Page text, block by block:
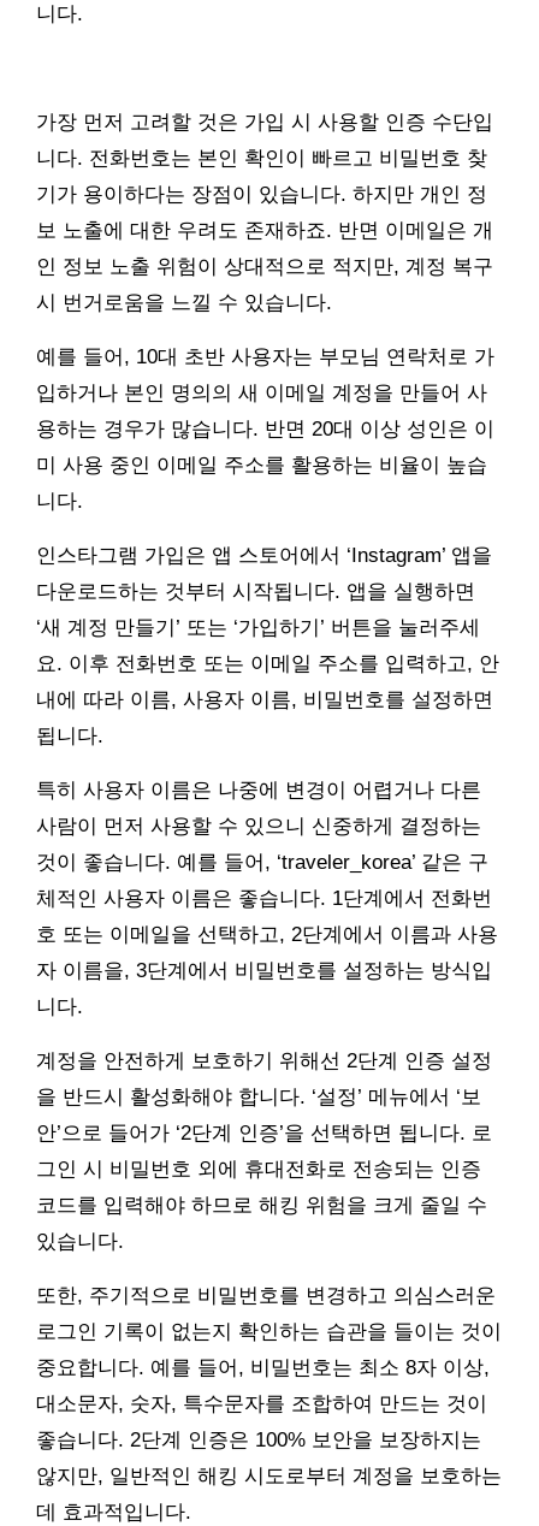
니다.
가장 먼저 고려할 것은 가입 시 사용할 인증 수단입
니다. 전화번호는 본인 확인이 빠르고 비밀번호 찾
기가 용이하다는 장점이 있습니다. 하지만 개인 정
보 노출에 대한 우려도 존재하죠. 반면 이메일은 개
인 정보 노출 위험이 상대적으로 적지만, 계정 복구
시 번거로움을 느낄 수 있습니다.
예를 들어, 10대 초반 사용자는 부모님 연락처로 가
입하거나 본인 명의의 새 이메일 계정을 만들어 사
용하는 경우가 많습니다. 반면 20대 이상 성인은 이
미 사용 중인 이메일 주소를 활용하는 비율이 높습
니다.
인스타그램 가입은 앱 스토어에서 ‘Instagram’ 앱을
다운로드하는 것부터 시작됩니다. 앱을 실행하면
‘새 계정 만들기’ 또는 ‘가입하기’ 버튼을 눌러주세
요. 이후 전화번호 또는 이메일 주소를 입력하고, 안
내에 따라 이름, 사용자 이름, 비밀번호를 설정하면
됩니다.
특히 사용자 이름은 나중에 변경이 어렵거나 다른
사람이 먼저 사용할 수 있으니 신중하게 결정하는
것이 좋습니다. 예를 들어, ‘traveler_korea’ 같은 구
체적인 사용자 이름은 좋습니다. 1단계에서 전화번
호 또는 이메일을 선택하고, 2단계에서 이름과 사용
자 이름을, 3단계에서 비밀번호를 설정하는 방식입
니다.
계정을 안전하게 보호하기 위해선 2단계 인증 설정
을 반드시 활성화해야 합니다. ‘설정’ 메뉴에서 ‘보
안’으로 들어가 ‘2단계 인증’을 선택하면 됩니다. 로
그인 시 비밀번호 외에 휴대전화로 전송되는 인증
코드를 입력해야 하므로 해킹 위험을 크게 줄일 수
있습니다.
또한, 주기적으로 비밀번호를 변경하고 의심스러운
로그인 기록이 없는지 확인하는 습관을 들이는 것이
중요합니다. 예를 들어, 비밀번호는 최소 8자 이상,
대소문자, 숫자, 특수문자를 조합하여 만드는 것이
좋습니다. 2단계 인증은 100% 보안을 보장하지는
않지만, 일반적인 해킹 시도로부터 계정을 보호하는
데 효과적입니다.